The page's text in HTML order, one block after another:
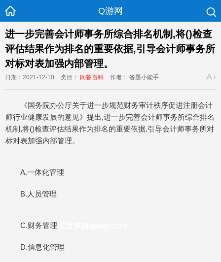
Q游网
进一步完善会计师事务所综合排名机制,将()检查
评估结果作为排名的重要依据,引导会计师事务所
对标对表加强内部管理。
日期：2021-12-10 类目： 问答百科 作者： 答题小能手
《国务院办公厅关于进一步规范财务审计秩序促进注册会计
师行业健康发展的意见》提出,进一步完善会计师事务所综合排名
机制,将()检查评估结果作为排名的重要依据,引导会计师事务所对
标对表加强内部管理。
A.一体化管理
B.人员管理
C.财务管理
D.信息化管理